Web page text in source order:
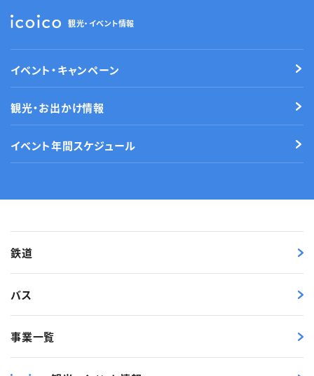
観光・イベント情報
イベント・キャンペーン
観光・お出かけ情報
イベント年間スケジュール
鉄道
バス
事業一覧